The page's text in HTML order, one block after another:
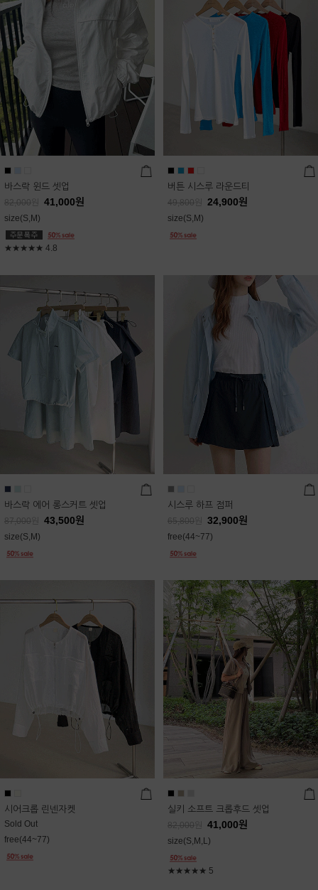
바스락 윈드 셋업
82,000 41,000원
size(S,M)
★★★★★ 4.8
버튼 시스루 라운드티
49,800 24,900원
size(S,M)
바스락 에어 롱스커트 셋업
87,000 43,500원
size(S,M)
시스루 하프 점퍼
65,800 32,900원
free(44~77)
시어크롭 린넨자켓
Sold Out
free(44~77)
실키 소프트 크롭후드 셋업
82,000 41,000원
size(S,M,L)
★★★★★ 5